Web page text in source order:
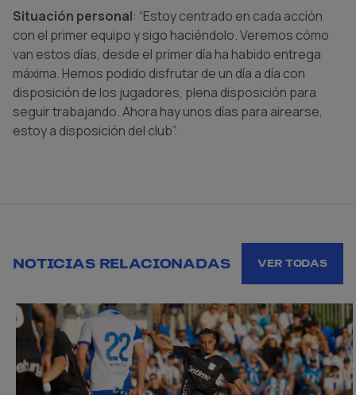
Situación personal: “Estoy centrado en cada acción
con el primer equipo y sigo haciéndolo. Veremos cómo
van estos días, desde el primer día ha habido entrega
máxima. Hemos podido disfrutar de un día a día con
disposición de los jugadores, plena disposición para
seguir trabajando. Ahora hay unos días para airearse,
estoy a disposición del club”.
NOTICIAS RELACIONADAS VER TODAS